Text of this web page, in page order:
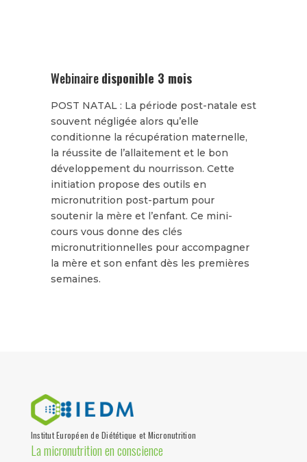
Webinairedisponible 3 mois
POST NATAL : La période post-natale est
souvent négligée alors qu’elle
conditionne la récupération maternelle,
la réussite de l’allaitement et le bon
développement du nourrisson. Cette
initiation propose des outils en
micronutrition post-partum pour
soutenir la mère et l’enfant. Ce mini-
cours vous donne des clés
micronutritionnelles pour accompagner
la mère et son enfant dès les premières
semaines.
Institut Européen de Diététique et Micronutrition
La micronutrition en conscience